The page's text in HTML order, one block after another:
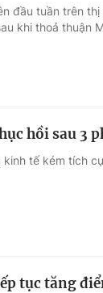
đầu tuần trên
khi thoả thuận
hồi sau 3
kinh tế kém tích
tục tăng